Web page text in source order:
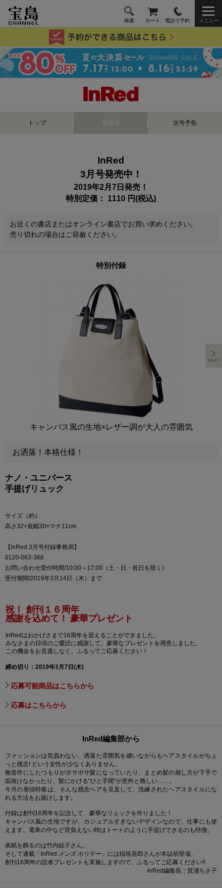
検索 カート 電話で予約 メニュー
トップ 最新号 次号予告
InRed
3月号発売中！
2019年2月7日発売！
特別定価： 1110 円(税込)
お近くの書店またはオンライン書店でお買い求めください。
売り切れの場合はご容赦ください。
特別付録
キャンバス風の生地×レザー調が大人の雰囲気
お洒落！本格仕様！
ナノ・ユニバース
手提げリュック
サイズ（約）
高さ32×底幅30×マチ11cm
【InRed 3月号付録事務局】
0120-063-388
お問い合わせ受付時間/10:00～17:00（土・日・祝日を除く)
受付期間/2019年3月14日（木）まで
祝！ 創刊１６周年
感謝を込めて！ 豪華プレゼント
InRedはおかげさまで16周年を迎えることができました。
みなさまの日頃のご愛読に感謝して、豪華なプレゼントを用意しました。
この機会をお見逃しなく、ふるってご応募ください！
締め切り：2019年3月7日(木)
応募可能商品はこちらから
応募はこちらから
InRed編集部から
ファッションは気負わない、洒落た雰囲気を纏いながらもヘアスタイルがちょ
っと残念! という女性が少なくありません。
無造作にしたつもりがボサボサ髪になっていたり、まとめ髪の崩し方が下手で
垢抜けなかったり、髪にかける“ひと手間”が意外と難しい……。
今月の巻頭特集は、そんな残念ヘアを見直して、洗練されたヘアスタイルにな
れる方法をお届けします。
付録は創刊16周年を記念して、豪華なリュックを作りました！
キャンバス風の生地ですが、カジュアルすぎないデザインなので、仕事にも使
えます。電車の中など背負えない時はトートのように手提げできるのも特徴。
表紙を飾るのは竹内結子さん。
そして連載「InRed メンズ ホリデー」には稲垣吾郎さんが本誌初登場。
創刊16周年の読者プレゼントも実施しますので、ふるってご応募ください!!
InRed編集長：箕浦ちさ子